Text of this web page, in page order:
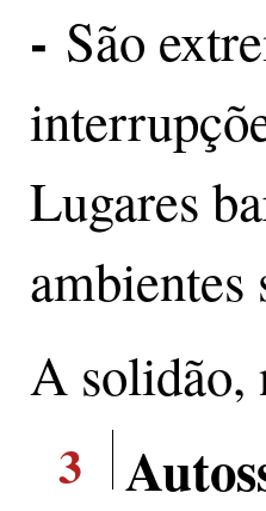
- São
Lugares
ambientes
A solidão,
3